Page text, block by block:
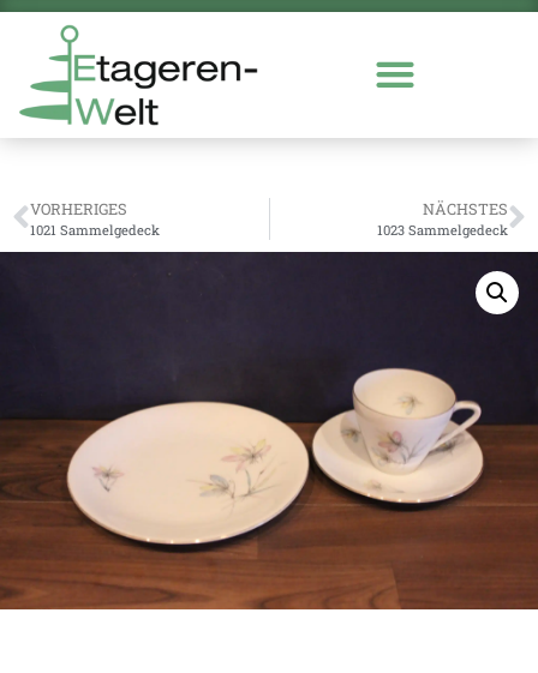
VORHERIGES
1021 Sammelgedeck
NÄCHSTES
1023 Sammelgedeck